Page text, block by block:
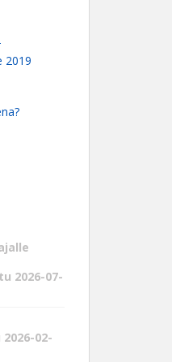
2019
2026-07-
02-